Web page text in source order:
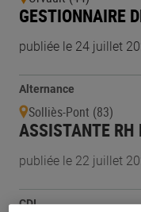
GESTIONNAIRE
publiée le 24 juillet
Alternance
Solliès-Pont (83)
ASSISTANTE RH
publiée le 22 juillet
CDI